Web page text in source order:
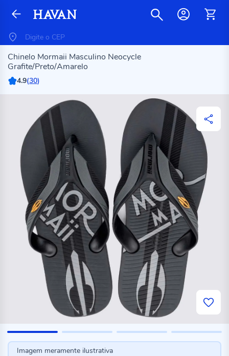
Chinelo Mormaii Masculino Neocycle
Grafite/Preto/Amarelo
4.9(30)
Imagem meramente ilustrativa